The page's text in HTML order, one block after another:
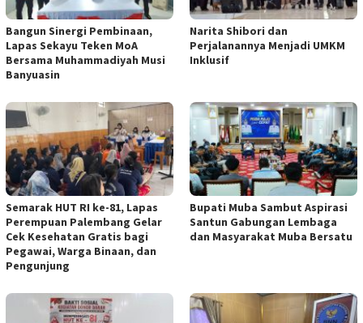
Bangun Sinergi Pembinaan,
Lapas Sekayu Teken MoA
Bersama Muhammadiyah Musi
Banyuasin
Narita Shibori dan
Perjalanannya Menjadi UMKM
Inklusif
Semarak HUT RI ke-81, Lapas
Perempuan Palembang Gelar
Cek Kesehatan Gratis bagi
Pegawai, Warga Binaan, dan
Pengunjung
Bupati Muba Sambut Aspirasi
Santun Gabungan Lembaga
dan Masyarakat Muba Bersatu